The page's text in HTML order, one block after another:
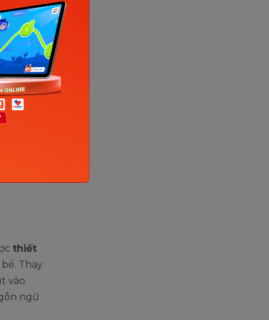
học tập
thiết
Thay
vào
ngữ